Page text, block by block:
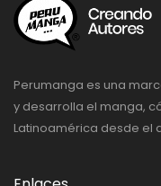
Perumanga es una
y desarrolla el manga,
Latinoamérica desde el